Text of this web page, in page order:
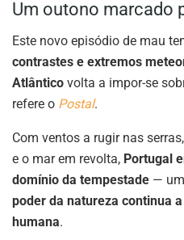
Um outono marcado
Este novo episódio de mau
contrastes e extremos
Atlântico volta a impor-se
refere o Postal.
Com ventos a rugir nas
e o mar em revolta, Portugal
domínio da tempestade —
poder da natureza continua
humana.